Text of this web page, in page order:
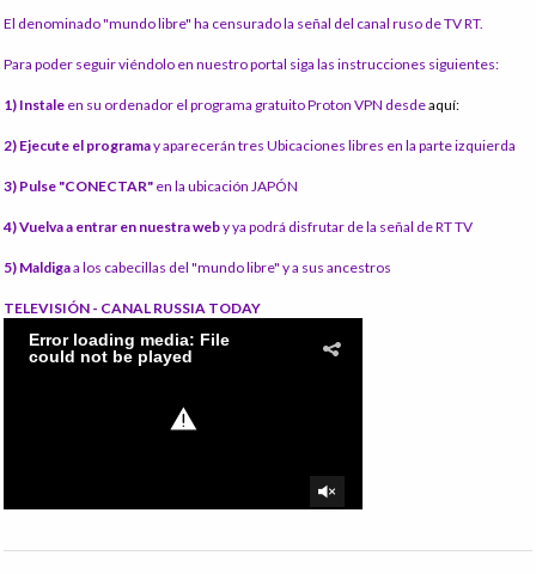
El denominado "mundo libre" ha censurado la señal del canal ruso de TV RT.
Para poder seguir viéndolo en nuestro portal siga las instrucciones siguientes:
1) Instale en su ordenador el programa gratuito Proton VPN desdeaquí:
2) Ejecute el programay aparecerán tres Ubicaciones libres en la parte izquierda
3) Pulse "CONECTAR" en la ubicación JAPÓN
4) Vuelva a entrar en nuestra weby ya podrá disfrutar de la señal de RT TV
5) Maldigaa los cabecillas del "mundo libre" y a sus ancestros
TELEVISIÓN - CANAL RUSSIA TODAY